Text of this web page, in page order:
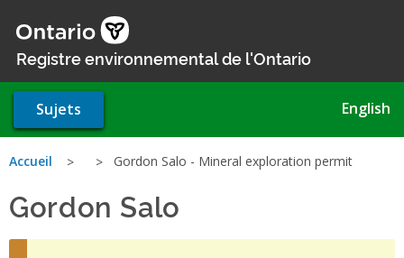
au
contenu
Registre environnemental de l'Ontario
Sujets English
Vous
êtes
ici
Accueil Gordon Salo - Mineral exploration permit
Gordon Salo